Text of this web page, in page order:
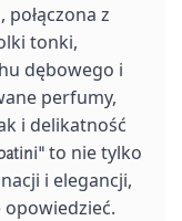
z
tonki,
dębowego i
perfumy,
i delikatność
to nie tylko
i elegancji,